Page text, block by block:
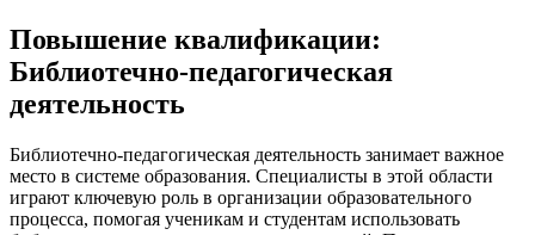
Повышение квалификации:
Библиотечно-педагогическая
деятельность
Библиотечно-педагогическая деятельность занимает важное
место в системе образования. Специалисты в этой области
играют ключевую роль в организации образовательного
процесса, помогая ученикам и студентам использовать